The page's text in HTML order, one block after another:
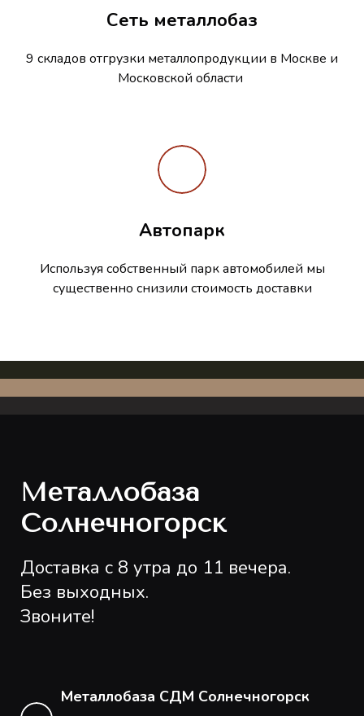
Сеть металлобаз
9 складов отгрузки металлопродукции в Москве и
Московской области
Автопарк
Используя собственный парк автомобилей мы
существенно снизили стоимость доставки
Металлобаза
Солнечногорск
Доставка с 8 утра до 11 вечера.
Без выходных.
Звоните!
Металлобаза СДМ Солнечногорск